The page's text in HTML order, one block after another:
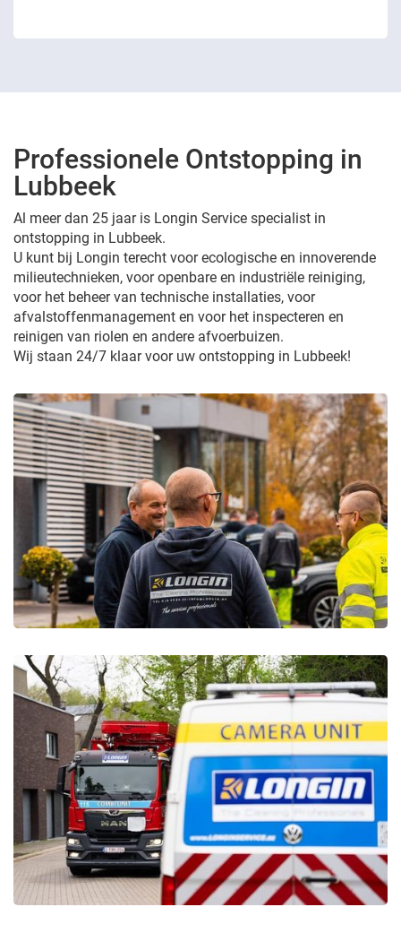
Professionele Ontstopping in
Lubbeek
Al meer dan 25 jaar is Longin Service specialist in
ontstopping in Lubbeek.
U kunt bij Longin terecht voor ecologische en innoverende
milieutechnieken, voor openbare en industriële reiniging,
voor het beheer van technische installaties, voor
afvalstoffenmanagement en voor het inspecteren en
reinigen van riolen en andere afvoerbuizen.
Wij staan 24/7 klaar voor uw ontstopping in Lubbeek!